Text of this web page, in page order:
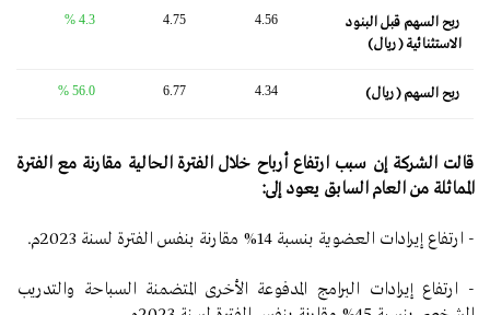
ربح السهم قبل البنود
الاستثنائية (ريال)
4.56
4.75
4.3 %
ربح السهم (ريال) 4.34
6.77
56.0 %
قالت الشركة إن سبب ارتفاع أرباح خلال الفترة الحالية مقارنة مع الفترة
المماثلة من العام السابق يعود إلى:
- ارتفاع إيرادات العضوية بنسبة 14% مقارنة بنفس الفترة لسنة 2023م.
- ارتفاع إيرادات البرامج المدفوعة الأخرى المتضمنة السباحة والتدريب